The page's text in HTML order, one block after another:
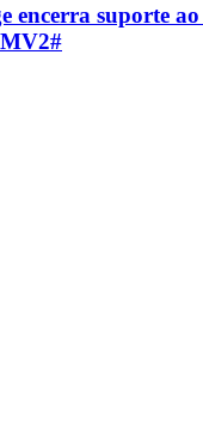
encerra suporte
#